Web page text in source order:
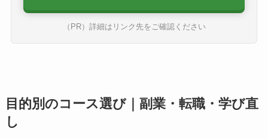
（PR）詳細はリンク先をご確認ください
目的別のコース選び｜副業・転職・学び直
し